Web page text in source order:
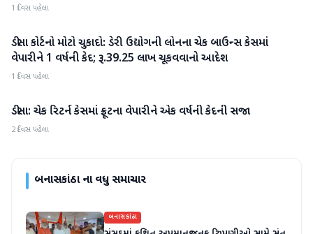
1 દિવસ પહેલા
બનાસકાંઠા
ડીસા કોર્ટનો મોટો ચુકાદો: ડેરી ઉદ્યોગની લોનના ચેક બાઉન્સ કેસમાં
વેપારીને 1 વર્ષની કેદ; રૂ.39.25 લાખ ચૂકવવાનો આદેશ
1 દિવસ પહેલા
બનાસકાંઠા
ડીસા: ચેક રિટર્ન કેસમાં ફ્રૂટના વેપારીને એક વર્ષની કેદની સજા
2 દિવસ પહેલા
બનાસકાંઠાના વધુ સમાચાર
બનાસકાંઠા